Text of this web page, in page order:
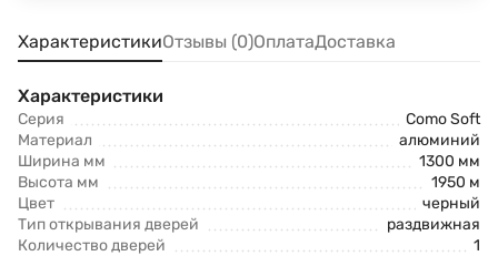
ХарактеристикиОтзывы (0)ОплатаДоставка
Характеристики
Серия
Como Soft
Материал
алюминий
Ширина мм
1300 мм
Высота мм
1950 м
Цвет
черный
Тип открывания дверей
раздвижная
Количество дверей
1